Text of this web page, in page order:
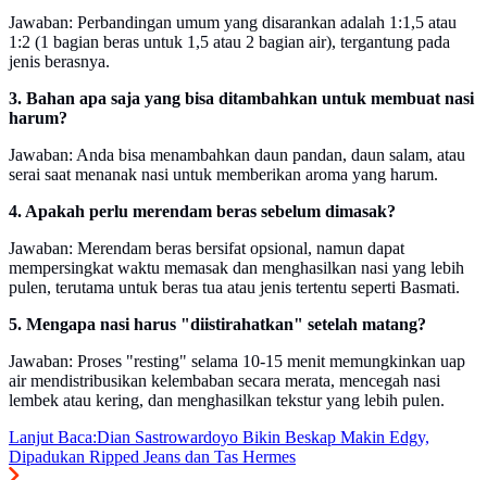
Jawaban: Perbandingan umum yang disarankan adalah 1:1,5 atau
1:2 (1 bagian beras untuk 1,5 atau 2 bagian air), tergantung pada
jenis berasnya.
3. Bahan apa saja yang bisa ditambahkan untuk membuat nasi
harum?
Jawaban: Anda bisa menambahkan daun pandan, daun salam, atau
serai saat menanak nasi untuk memberikan aroma yang harum.
4. Apakah perlu merendam beras sebelum dimasak?
Jawaban: Merendam beras bersifat opsional, namun dapat
mempersingkat waktu memasak dan menghasilkan nasi yang lebih
pulen, terutama untuk beras tua atau jenis tertentu seperti Basmati.
5. Mengapa nasi harus "diistirahatkan" setelah matang?
Jawaban: Proses "resting" selama 10-15 menit memungkinkan uap
air mendistribusikan kelembaban secara merata, mencegah nasi
lembek atau kering, dan menghasilkan tekstur yang lebih pulen.
Lanjut Baca:Dian Sastrowardoyo Bikin Beskap Makin Edgy,
Dipadukan Ripped Jeans dan Tas Hermes